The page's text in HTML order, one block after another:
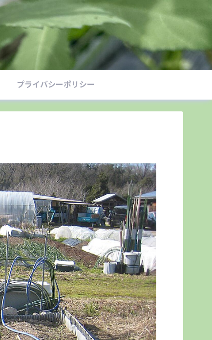
プライバシーポリシー